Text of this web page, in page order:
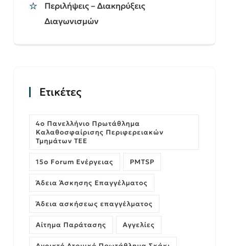
Περιλήψεις – Διακηρύξεις
Διαγωνισμών
Ετικέτες
4ο Πανελλήνιο Πρωτάθλημα
Καλαθοσφαίρισης Περιφερειακών
Τμημάτων ΤΕΕ
15ο Forum Ενέργειας PMTSP
Άδεια Άσκησης Επαγγέλματος
Άδεια ασκήσεως επαγγέλματος
Αίτημα Παράτασης Αγγελίες